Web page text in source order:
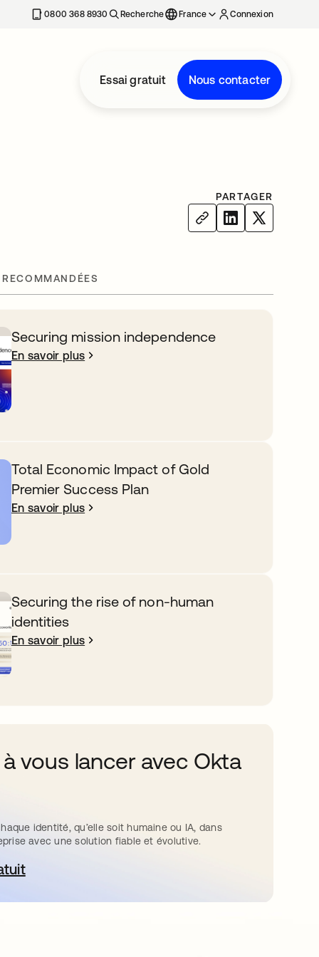
0800 368 8930 Recherche France Connexion
Essai gratuit Nous contacter
PARTAGER
Securing mission independence
En savoir plus
Total Economic Impact of Gold
Premier Success Plan
En savoir plus
Securing the rise of non-human
identities
En savoir plus
vous lancer avec Okta
identité, qu’elle soit humaine ou IA, dans
avec une solution fiable et évolutive.
dans un nouvel onglet